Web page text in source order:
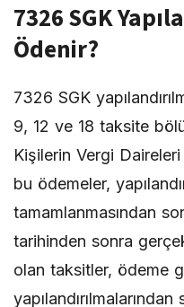
7326 SGK
Ödenir?
7326 SGK
9, 12 ve 18 taksite
Kişilerin Vergi
bu ödemeler,
tamamlanmasından
tarihinden sonra
olan taksitler, ödeme